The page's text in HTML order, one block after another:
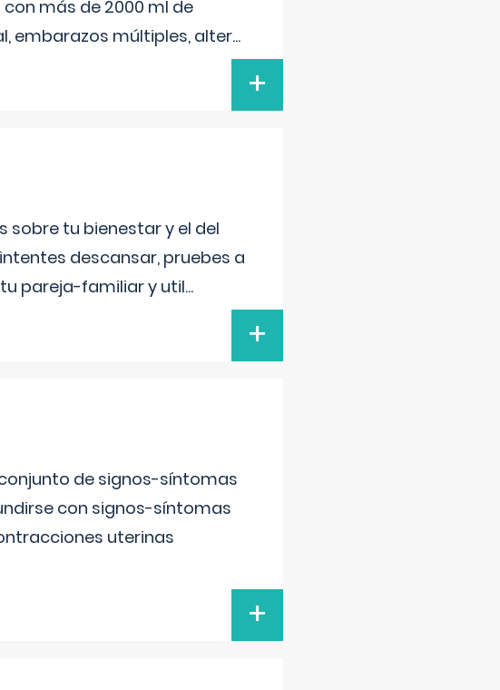
más de 2000 ml de
embarazos múltiples, alter...
+
sobre tu bienestar y el del
descansar, pruebes a
pareja-familiar y util...
+
de signos-síntomas
con signos-síntomas
uterinas
+